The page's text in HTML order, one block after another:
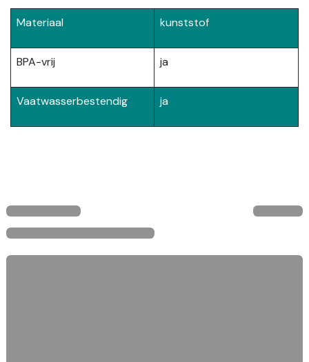
Materiaal kunststof
BPA-vrij ja
Vaatwasserbestendig ja